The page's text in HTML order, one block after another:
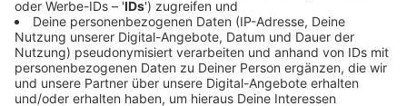
Politiker bei uns zu Besuch ist, stellt er sich auch dem
besonderen Video-Interview „Fünf für". Dabei wird
keine einzige Frage gestellt, sondern dem Gast
einfach fünf Dinge in die Hand gedrückt, zu denen er
das erzählt, was ihm als Erstes einfällt. Keine